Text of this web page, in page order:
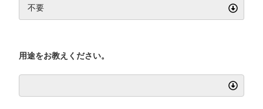
用途をお教えください。